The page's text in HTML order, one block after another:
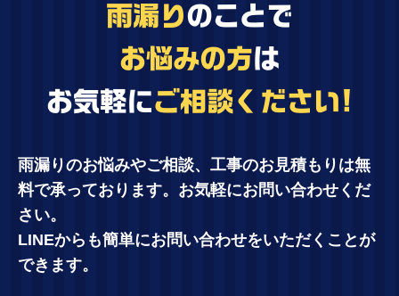
雨漏りのことで
お悩みの方は
お気軽にご相談ください!
雨漏りのお悩みやご相談、工事のお見積もりは無
料で承っております。お気軽にお問い合わせくだ
さい。
LINEからも簡単にお問い合わせをいただくことが
できます。